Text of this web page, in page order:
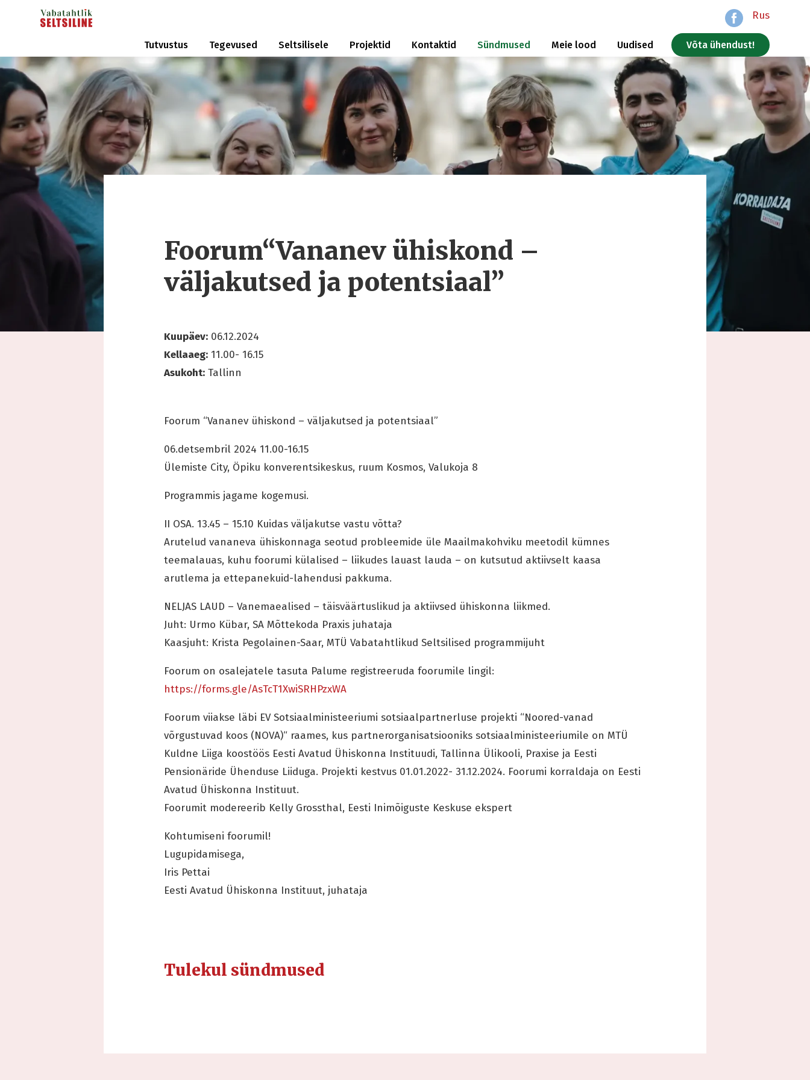
Rus
Tutvustus Tegevused Seltsilisele Projektid Kontaktid Sündmused Meie lood Uudised Võta ühendust!
Foorum“Vananev ühiskond –
väljakutsed ja potentsiaal”
Kuupäev: 06.12.2024
Kellaaeg: 11.00- 16.15
Asukoht: Tallinn
Foorum “Vananev ühiskond – väljakutsed ja potentsiaal”
06.detsembril 2024 11.00-16.15
Ülemiste City, Öpiku konverentsikeskus, ruum Kosmos, Valukoja 8
Programmis jagame kogemusi.
II OSA. 13.45 – 15.10 Kuidas väljakutse vastu võtta?
Arutelud vananeva ühiskonnaga seotud probleemide üle Maailmakohviku meetodil kümnes
teemalauas, kuhu foorumi külalised – liikudes lauast lauda – on kutsutud aktiivselt kaasa
arutlema ja ettepanekuid-lahendusi pakkuma.
NELJAS LAUD – Vanemaealised – täisväärtuslikud ja aktiivsed ühiskonna liikmed.
Juht: Urmo Kübar, SA Mõttekoda Praxis juhataja
Kaasjuht: Krista Pegolainen-Saar, MTÜ Vabatahtlikud Seltsilised programmijuht
Foorum on osalejatele tasuta Palume registreeruda foorumile lingil:
https://forms.gle/AsTcT1XwiSRHPzxWA
Foorum viiakse läbi EV Sotsiaalministeeriumi sotsiaalpartnerluse projekti “Noored-vanad
võrgustuvad koos (NOVA)“ raames, kus partnerorganisatsiooniks sotsiaalministeeriumile on MTÜ
Kuldne Liiga koostöös Eesti Avatud Ühiskonna Instituudi, Tallinna Ülikooli, Praxise ja Eesti
Pensionäride Ühenduse Liiduga. Projekti kestvus 01.01.2022- 31.12.2024. Foorumi korraldaja on Eesti
Avatud Ühiskonna Instituut.
Foorumit modereerib Kelly Grossthal, Eesti Inimõiguste Keskuse ekspert
Kohtumiseni foorumil!
Lugupidamisega,
Iris Pettai
Eesti Avatud Ühiskonna Instituut, juhataja
Tulekul sündmused